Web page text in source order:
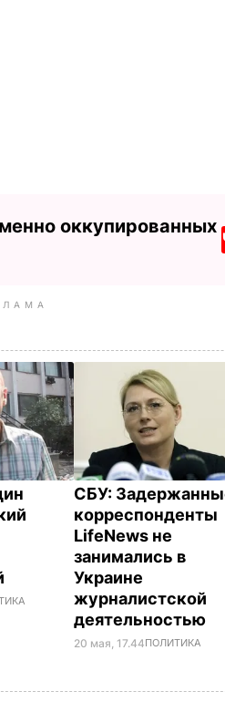
оккупированных
СБУ:
корреспонденты
LifeNews не
занимались в
Украине
журналистской
деятельностью
20 мая, 17.44ПОЛИТИКА